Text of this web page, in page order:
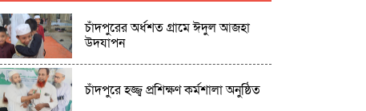
চাঁদপুরের অর্ধশত গ্রামে ঈদুল আজহা
উদযাপন
চাঁদপুরে হজ্জ্ব প্রশিক্ষণ কর্মশালা অনুষ্ঠিত